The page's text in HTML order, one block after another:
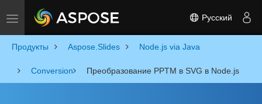
Toggle navigation Русский
Продукты Aspose.Slides Node.js via Java
Conversion Преобразование PPTM в SVG в Node.js